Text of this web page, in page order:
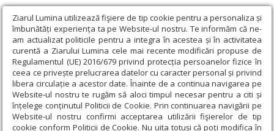
Ziarul Lumina utilizează fişiere de tip cookie pentru a personaliza și
îmbunătăți experiența ta pe Website-ul nostru. Te informăm că ne-
am actualizat politicile pentru a integra în acestea și în activitatea
curentă a Ziarului Lumina cele mai recente modificări propuse de
Regulamentul (UE) 2016/679 privind protecția persoanelor fizice în
ceea ce privește prelucrarea datelor cu caracter personal și privind
libera circulație a acestor date. Înainte de a continua navigarea pe
Website-ul nostru te rugăm să aloci timpul necesar pentru a citi și
înțelege conținutul Politicii de Cookie. Prin continuarea navigării pe
Website-ul nostru confirmi acceptarea utilizării fişierelor de tip
cookie conform Politicii de Cookie. Nu uita totuși că poți modifica în
Ziarul Lumina › Actualitate religioasă › Știri › Şcoala de vară a
Mitropoliei Europei Occidentale şi Meridionale